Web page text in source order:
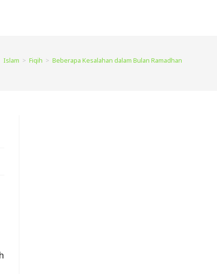
Islam > Fiqih > Beberapa Kesalahan dalam Bulan Ramadhan